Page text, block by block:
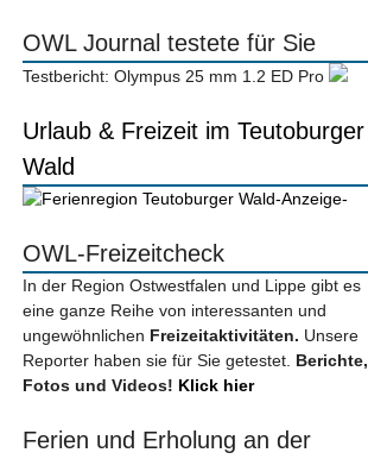
OWL Journal testete für Sie
Testbericht: Olympus 25 mm 1.2 ED Pro
Urlaub & Freizeit im Teutoburger
Wald
-Anzeige-
OWL-Freizeitcheck
In der Region Ostwestfalen und Lippe gibt es
eine ganze Reihe von interessanten und
ungewöhnlichen Freizeitaktivitäten. Unsere
Reporter haben sie für Sie getestet. Berichte,
Fotos und Videos! Klick hier
Ferien und Erholung an der